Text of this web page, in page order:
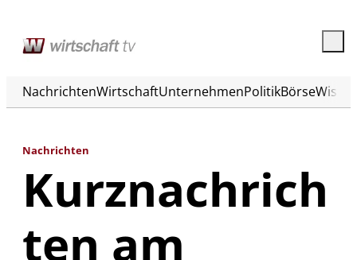
NachrichtenWirtschaftUnternehmenPolitikBörse
Nachrichten
Kurznachrich
ten am